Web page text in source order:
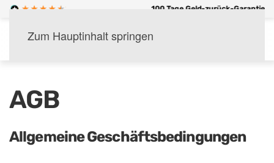
Zum Hauptinhalt springen
Versand ab 60 € 100 Tage Geld-zurück-Garantie
AGB
Allgemeine Geschäftsbedingungen